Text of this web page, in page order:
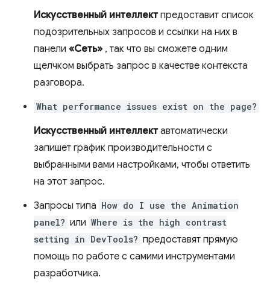
Искусственный интеллектпредоставит список
подозрительных запросов и ссылки на них в
панели «Сеть» , так что вы сможете одним
щелчком выбрать запрос в качестве контекста
разговора.
What performance issues exist on the page?
Искусственный интеллектавтоматически
запишет график производительности с
выбранными вами настройками, чтобы ответить
на этот запрос.
Запросы типа How do I use the Animation
panel? или Where is the high contrast
setting in DevTools? предоставят прямую
помощь по работе с самими инструментами
разработчика.